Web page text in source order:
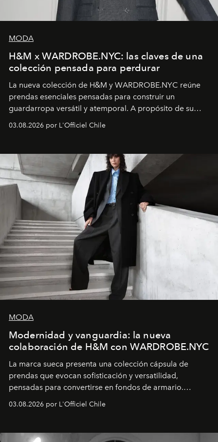
MODA
H&M x WARDROBE.NYC: las claves de una
colección pensada para perdurar
La nueva colección de H&M y WARDROBE.NYC reúne
prendas esenciales pensadas para construir un
guardarropa versátil y atemporal. A propósito de su
la asesora creativa y jefa de diseño global de la marca
y la filosofía detrás de la propuesta.
03.08.2026 por L'Officiel Chile
MODA
Modernidad y vanguardia: la nueva
colaboración de H&M con WARDROBE.NYC
La marca sueca presenta una colección cápsula de
prendas que evocan sofisticación y versatilidad,
pensadas para convertirse en fondos de armario.
03.08.2026 por L'Officiel Chile